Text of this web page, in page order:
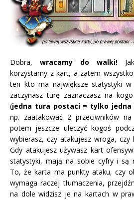
Dobra, wracamy do walki!
korzystamy z kart, a zatem
ten kto ma największe statystyki w
zaczynasz turę zaznaczasz na
(jedna tura postaci = tylko jedna
np. zaatakować 2 przeciwników
potem jeszcze uleczyć kogoś
wybierasz, czy atakujesz wroga, czy
Gdy atakujesz używasz kart
statystyki, mają na sobie cyfry i są
To, że karta ma punkty ataku, czy
wymaga raczej tłumaczenia,
na dole widzisz je na kartach w